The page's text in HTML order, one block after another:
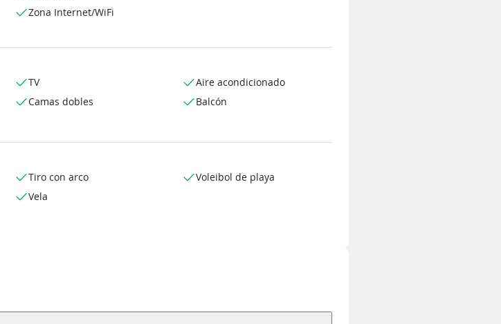
Zona Internet/WiFi
TV
Camas dobles
Aire acondicionado
Balcón
Tiro con arco
Vela
Voleibol de playa